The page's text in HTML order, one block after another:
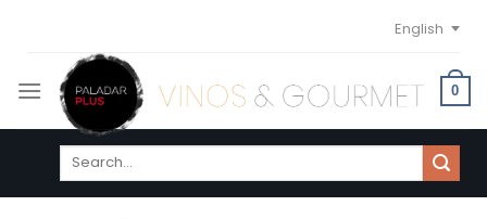
content
English
0
Search